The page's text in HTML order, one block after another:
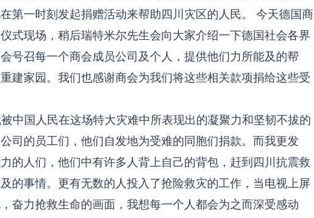
第一时刻发起捐赠活动来帮助四川灾区的人民。 今天德国商
式现场，稍后瑞特米尔先生会向大家介绍一下德国社会各界
号召每一个商会成员公司及个人，提供他们力所能及的帮
建家园。我们也感谢商会为我们将这些相关款项捐给这些受
中国人民在这场特大灾难中所表现出的凝聚力和坚韧不拔的
司的员工们，他们自发地为受难的同胞们捐款。而我更发
的人们，他们中有许多人背上自己的背包，赶到四川抗震救
的事情。更有无数的人投入了抢险救灾的工作，当电视上屏
奋力抢救生命的画面，我想每一个人都会为之而深受感动